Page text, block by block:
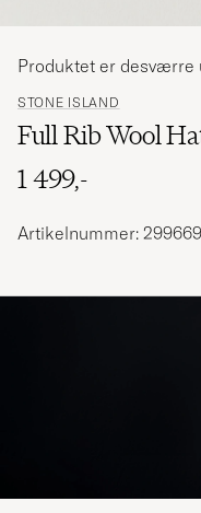
STONE ISLAND
Full Rib Wool
1 499,-
Produktet er desværre
Artikelnummer: